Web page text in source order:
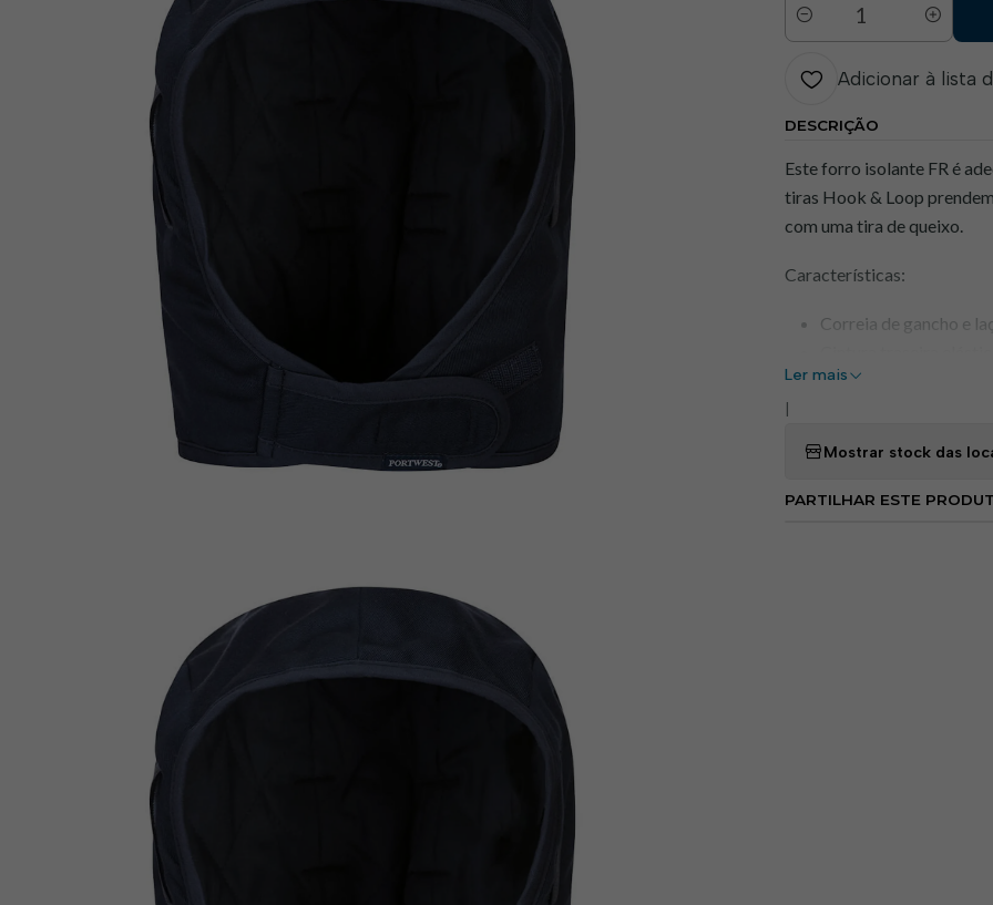
Quantidade
Adicionar à lista
DESCRIÇÃO
Este forro isolante FR é
tiras Hook & Loop
com uma tira de queixo.
Características:
Correia de gancho e
Forrado para maior
Mercado UKCA
Ler mais
Mostrar stock das
PARTILHAR ESTE